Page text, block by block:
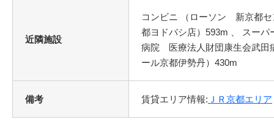
近隣施設
コンビニ （ローソン 新京都
都ヨドバシ店）593m 、 スー
病院 医療法人財団康生会武田
ール京都伊勢丹）430m
備考 賃貸エリア情報: ＪＲ京都エリア